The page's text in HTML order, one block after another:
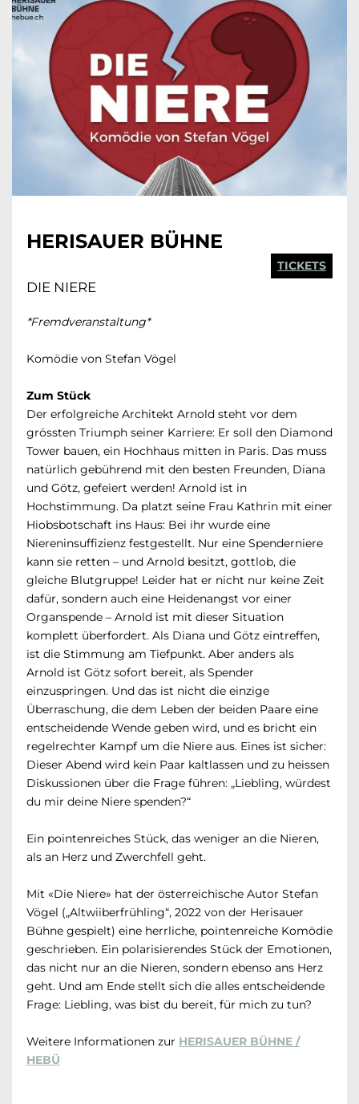
HERISAUER BÜHNE
TICKETS
DIE NIERE
*Fremdveranstaltung*
Komödie von Stefan Vögel
Zum Stück
Der erfolgreiche Architekt Arnold steht vor dem
grössten Triumph seiner Karriere: Er soll den Diamond
Tower bauen, ein Hochhaus mitten in Paris. Das muss
natürlich gebührend mit den besten Freunden, Diana
und Götz, gefeiert werden! Arnold ist in
Hochstimmung. Da platzt seine Frau Kathrin mit einer
Hiobsbotschaft ins Haus: Bei ihr wurde eine
Niereninsuffizienz festgestellt. Nur eine Spenderniere
kann sie retten – und Arnold besitzt, gottlob, die
gleiche Blutgruppe! Leider hat er nicht nur keine Zeit
dafür, sondern auch eine Heidenangst vor einer
Organspende – Arnold ist mit dieser Situation
komplett überfordert. Als Diana und Götz eintreffen,
ist die Stimmung am Tiefpunkt. Aber anders als
Arnold ist Götz sofort bereit, als Spender
einzuspringen. Und das ist nicht die einzige
Überraschung, die dem Leben der beiden Paare eine
entscheidende Wende geben wird, und es bricht ein
regelrechter Kampf um die Niere aus. Eines ist sicher:
Dieser Abend wird kein Paar kaltlassen und zu heissen
Diskussionen über die Frage führen: „Liebling, würdest
du mir deine Niere spenden?“
Ein pointenreiches Stück, das weniger an die Nieren,
als an Herz und Zwerchfell geht.
Mit «Die Niere» hat der österreichische Autor Stefan
Vögel („Altwiiberfrühling“, 2022 von der Herisauer
Bühne gespielt) eine herrliche, pointenreiche Komödie
geschrieben. Ein polarisierendes Stück der Emotionen,
das nicht nur an die Nieren, sondern ebenso ans Herz
geht. Und am Ende stellt sich die alles entscheidende
Frage: Liebling, was bist du bereit, für mich zu tun?
Weitere Informationen zur HERISAUER BÜHNE /
HEBÜ